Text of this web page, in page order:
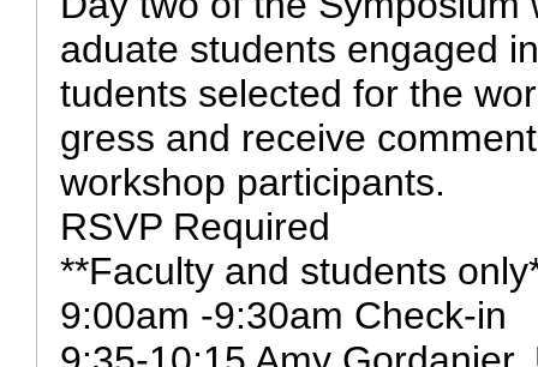
aduate students engaged
tudents selected for the
gress and receive
workshop participants.
RSVP Required
**Faculty and students
9:00am -9:30am Check-in